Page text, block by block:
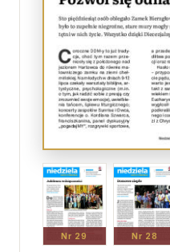
Nr 29 Nr 28